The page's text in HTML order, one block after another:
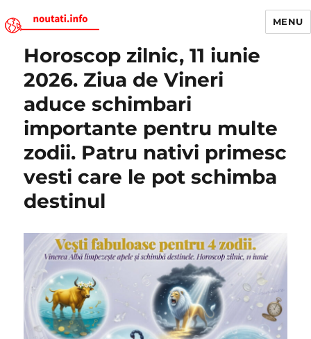
Noutati.Info
MENU
Horoscop zilnic, 11 iunie
2026. Ziua de Vineri
aduce schimbari
importante pentru multe
zodii. Patru nativi primesc
vesti care le pot schimba
destinul